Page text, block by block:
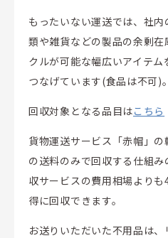
もったいない運送では、社
類や雑貨などの製品の余剰
クルが可能な幅広いアイテ
つなげています(食品は不可)。
回収対象となる品目はこちら
貨物運送サービス「赤帽」
の送料のみで回収する仕組
収サービスの費用相場より
得に回収できます。
お送りいただいた不用品は